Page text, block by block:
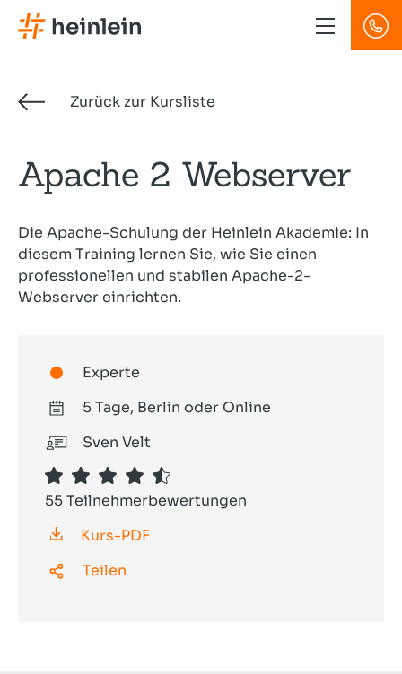
Direkt
zum
Zurück zur Kursliste
Apache 2 Webserver
Die Apache-Schulung der Heinlein Akademie: In
diesem Training lernen Sie, wie Sie einen
professionellen und stabilen Apache-2-
Webserver einrichten.
Experte
5 Tage, Berlin oder Online
Sven Velt
55 Teilnehmerbewertungen
Kurs-PDF
Teilen